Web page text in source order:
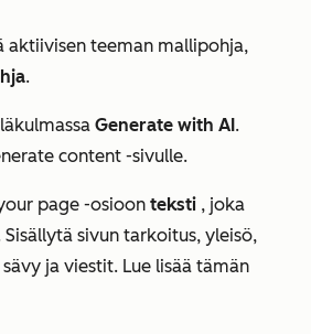
aktiivisen teeman mallipohja,
.
Generate with AI.
content -sivulle.
page -osioon teksti , joka
sivun tarkoitus, yleisö,
ja viestit. Lue lisää tämän